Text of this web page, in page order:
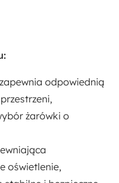
odpowiednią
żarówki o
oświetlenie,